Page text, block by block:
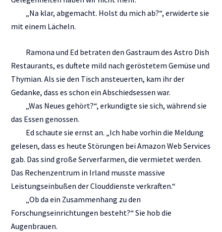
„Na klar, abgemacht. Holst du mich ab?“, erwiderte sie
mit einem Lächeln.
Ramona und Ed betraten den Gastraum des Astro Dish
Restaurants, es duftete mild nach geröstetem Gemüse und
Thymian. Als sie den Tisch ansteuerten, kam ihr der
Gedanke, dass es schon ein Abschiedsessen war.
„Was Neues gehört?“, erkundigte sie sich, während sie
das Essen genossen.
Ed schaute sie ernst an. „Ich habe vorhin die Meldung
gelesen, dass es heute Störungen bei Amazon Web Services
gab. Das sind große Serverfarmen, die vermietet werden.
Das Rechenzentrum in Irland musste massive
Leistungseinbußen der Clouddienste verkraften.“
„Ob da ein Zusammenhang zu den
Forschungseinrichtungen besteht?“ Sie hob die
Augenbrauen.